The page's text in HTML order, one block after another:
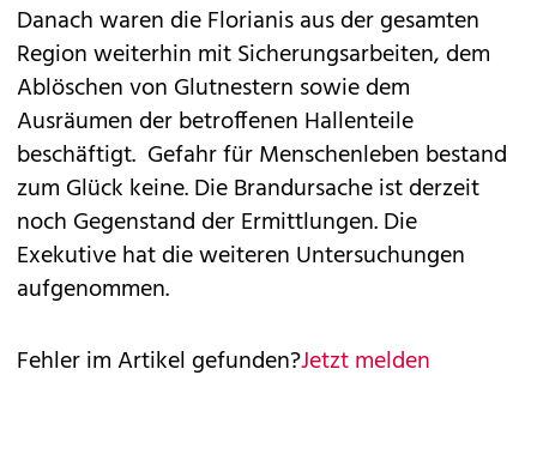
Danach waren die Florianis aus der gesamten
Region weiterhin mit Sicherungsarbeiten, dem
Ablöschen von Glutnestern sowie dem
Ausräumen der betroffenen Hallenteile
beschäftigt. Gefahr für Menschenleben bestand
zum Glück keine. Die Brandursache ist derzeit
noch Gegenstand der Ermittlungen. Die
Exekutive hat die weiteren Untersuchungen
aufgenommen.
Fehler im Artikel gefunden?Jetzt melden